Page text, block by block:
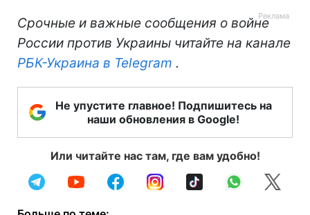
Срочные и важные сообщения о войне
России против Украины читайте на канале
РБК-Украина в Telegram .
Не упустите главное! Подпишитесь на
наши обновления в Google!
Или читайте нас там, где вам удобно!